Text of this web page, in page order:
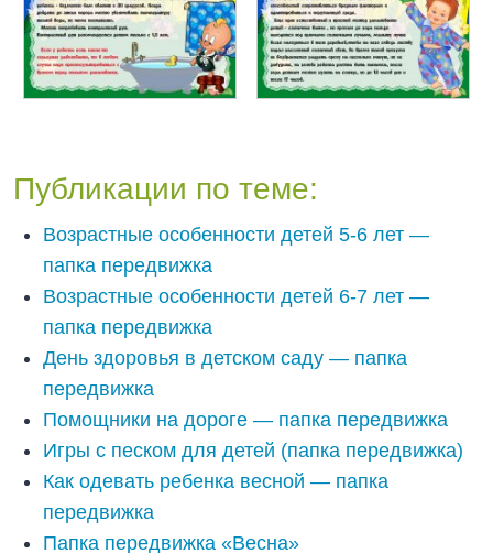
Публикации по теме:
Возрастные особенности детей 5-6 лет —
папка передвижка
Возрастные особенности детей 6-7 лет —
папка передвижка
День здоровья в детском саду — папка
передвижка
Помощники на дороге — папка передвижка
Игры с песком для детей (папка передвижка)
Как одевать ребенка весной — папка
передвижка
Папка передвижка «Весна»